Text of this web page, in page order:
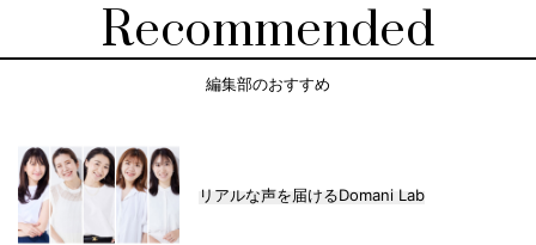
Recommended
編集部のおすすめ
リアルな声を届けるDomani Lab